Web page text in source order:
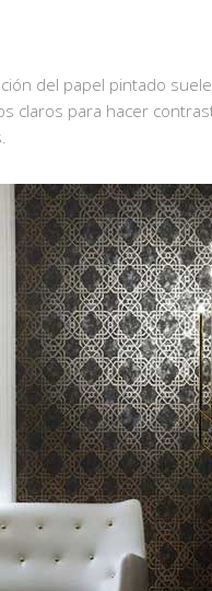
del papel pintado
claros para hacer